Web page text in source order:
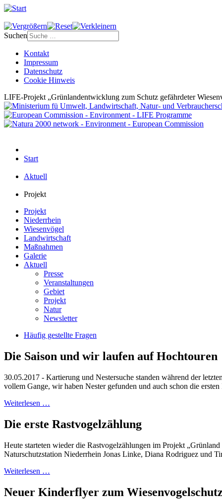
Suchen
Kontakt
Impressum
Datenschutz
Cookie Hinweis
LIFE-Projekt „Grünlandentwicklung zum Schutz gefährdeter
Start
Aktuell
Projekt
Projekt
Niederrhein
Wiesenvögel
Landwirtschaft
Maßnahmen
Galerie
Aktuell
Presse
Veranstaltungen
Gebiet
Projekt
Natur
Newsletter
Häufig gestellte Fragen
Die Saison und wir laufen auf Hochtouren
30.05.2017 - Kartierung und Nestersuche standen während der
vollem Gange, wir haben Nester gefunden und auch schon die ersten
Weiterlesen …
Die erste Rastvogelzählung
Heute starteten wieder die Rastvogelzählungen im Projekt
Naturschutzstation Niederrhein Jonas Linke, Diana Rodriguez und
Weiterlesen …
Neuer Kinderflyer zum